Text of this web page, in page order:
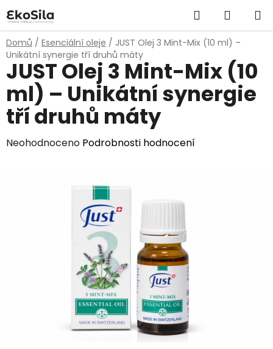
na
obsah
Hledat
KOŠÍK
Domů / Esenciální oleje / JUST Olej 3 Mint-Mix (10 ml) –
Unikátní synergie tří druhů máty
JUST Olej 3 Mint-Mix (10
ml) – Unikátní synergie
tří druhů máty
Průměrné
Neohodnoceno Podrobnosti hodnocení